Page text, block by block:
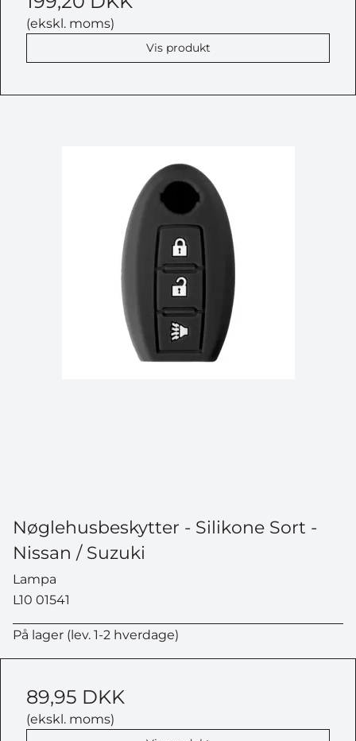
(ekskl. moms)
Vis produkt
Nøglehusbeskytter - Silikone Sort -
Nissan / Suzuki
Lampa
L10 01541
På lager (lev. 1-2 hverdage)
89,95 DKK
(ekskl. moms)